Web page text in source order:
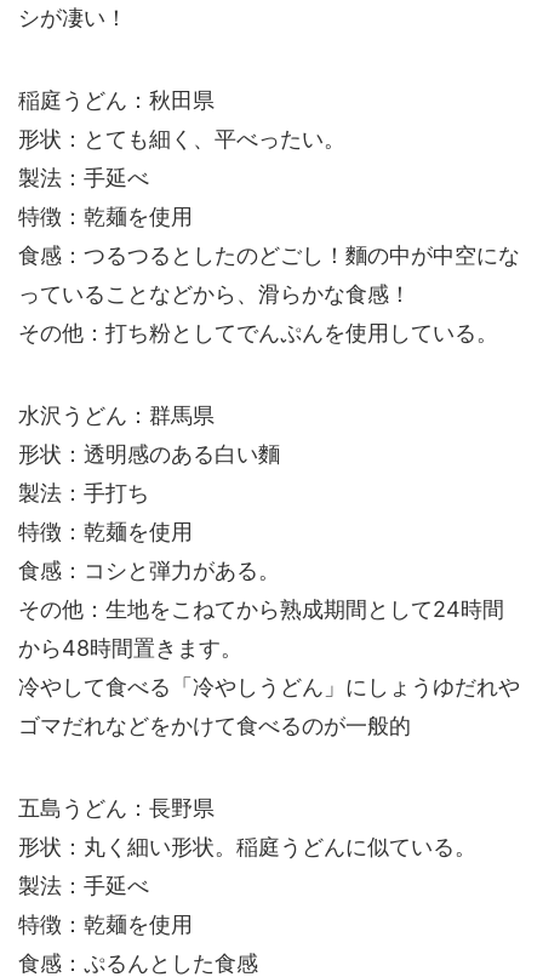
シが凄い！
稲庭うどん：秋田県
形状：とても細く、平べったい。
製法：手延べ
特徴：乾麺を使用
食感：つるつるとしたのどごし！麵の中が中空にな
っていることなどから、滑らかな食感！
その他：打ち粉としてでんぷんを使用している。
水沢うどん：群馬県
形状：透明感のある白い麵
製法：手打ち
特徴：乾麺を使用
食感：コシと弾力がある。
その他：生地をこねてから熟成期間として24時間
から48時間置きます。
冷やして食べる「冷やしうどん」にしょうゆだれや
ゴマだれなどをかけて食べるのが一般的
五島うどん：長野県
形状：丸く細い形状。稲庭うどんに似ている。
製法：手延べ
特徴：乾麺を使用
食感：ぷるんとした食感